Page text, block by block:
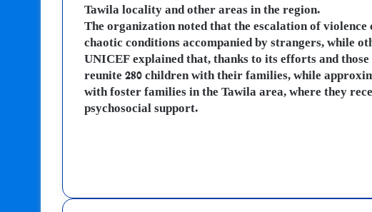
Tawila locality and other areas in the region.
The organization noted that the escalation of
chaotic conditions accompanied by strangers, while
UNICEF explained that, thanks to its efforts and
reunite 280 children with their families, while
with foster families in the Tawila area, where they
psychosocial support.